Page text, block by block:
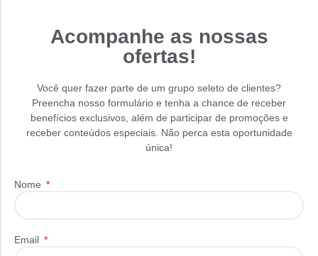
Acompanhe as nossas
ofertas!
Você quer fazer parte de um grupo seleto de clientes?
Preencha nosso formulário e tenha a chance de receber
benefícios exclusivos, além de participar de promoções e
receber conteúdos especiais. Não perca esta oportunidade
única!
Nome
Email